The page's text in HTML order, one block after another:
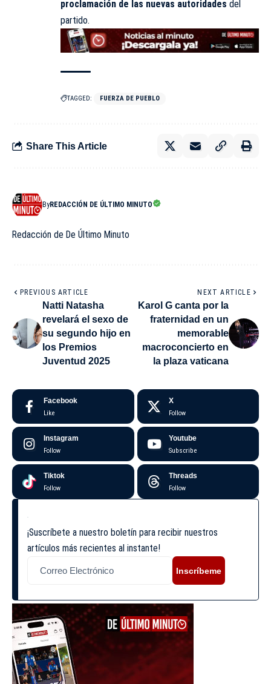
proclamación de las nuevas autoridades del
partido.
TAGGED: FUERZA DE PUEBLO
Share This Article
ByREDACCIÓN DE ÚLTIMO MINUTO
Redacción de De Último Minuto
PREVIOUS ARTICLE
Natti Natasha
revelará el sexo de
su segundo hijo en
los Premios
Juventud 2025
NEXT ARTICLE
Karol G canta por la
fraternidad en un
memorable
macroconcierto en
la plaza vaticana
Facebook
Like
X
Follow
Instagram
Follow
Youtube
Subscribe
Tiktok
Follow
Threads
Follow
¡Suscríbete a nuestro boletín para recibir nuestros
artículos más recientes al instante!
Inscríbeme